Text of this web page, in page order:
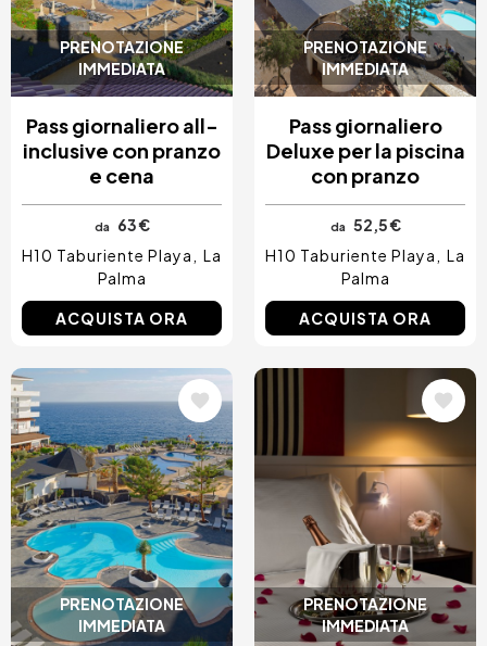
PRENOTAZIONE
IMMEDIATA
Pass giornaliero all-
inclusive con pranzo
e cena
da
63 €
H10 Taburiente Playa
La
Palma
ACQUISTA ORA
PRENOTAZIONE
IMMEDIATA
Pass giornaliero
Deluxe per la piscina
con pranzo
da 52,5 €
H10 Taburiente Playa
La
Palma
ACQUISTA ORA
PRENOTAZIONE
IMMEDIATA
Immagine
PRENOTAZIONE
IMMEDIATA